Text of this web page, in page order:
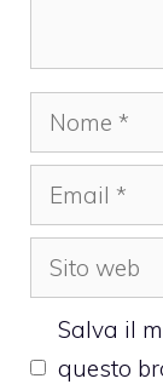
Nome
Email
Sito
web
Salva il
questo